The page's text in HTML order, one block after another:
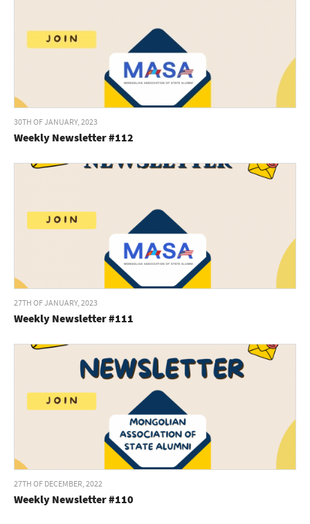
30TH OF JANUARY, 2023
Weekly Newsletter #112
27TH OF JANUARY, 2023
Weekly Newsletter #111
27TH OF DECEMBER, 2022
Weekly Newsletter #110